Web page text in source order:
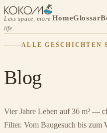
Less space, more
life.
HomeGlossar
ALLE GESCHICHTEN
Blog
Vier Jahre Leben auf 36 m² —
Filter. Vom Baugesuch bis zum